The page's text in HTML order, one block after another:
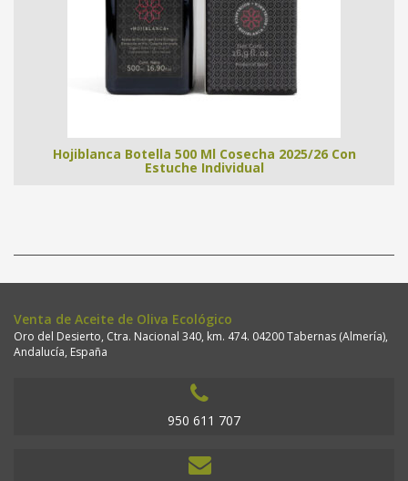
Hojiblanca Botella 500 Ml Cosecha 2025/26 Con
Estuche Individual
Venta de Aceite de Oliva Ecológico
Oro del Desierto, Ctra. Nacional 340, km. 474. 04200 Tabernas (Almería),
Andalucía, España
950 611 707